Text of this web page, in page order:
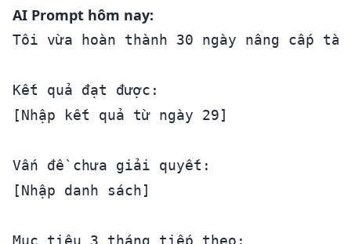
AI Prompt hôm nay:
Tôi vừa hoàn thành 30 ngày nâng cấp
Kết quả đạt được:
[Nhập kết quả từ ngày 29]
Vấn đề chưa giải quyết:
[Nhập danh sách]
Mục tiêu 3 tháng tiếp theo: